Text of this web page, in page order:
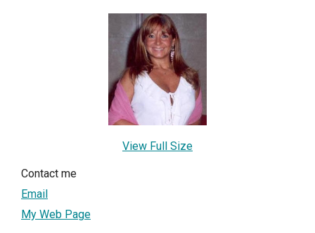
View Full Size
Contact me
Email
My Web Page